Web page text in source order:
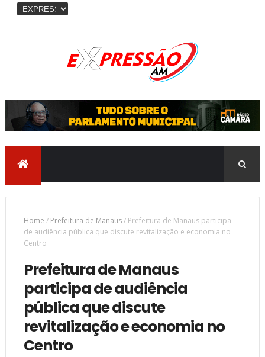
Home / Prefeitura de Manaus/ Prefeitura de Manaus participa
de audiência pública que discute revitalização e economia no
Centro
Prefeitura de Manaus
participa de audiência
pública que discute
revitalização e economia no
Centro